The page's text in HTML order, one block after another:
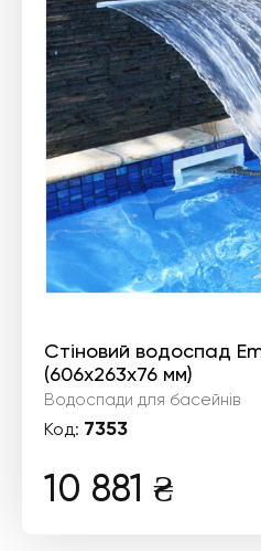
Стіновий водоспад
(606х263х76 мм)
Водоспади для басейнів
Код: 7353
10 881 ₴